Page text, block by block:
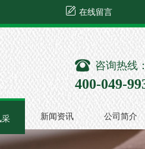
在线留言
咨询热线：
400-049-
新闻资讯 公司简介